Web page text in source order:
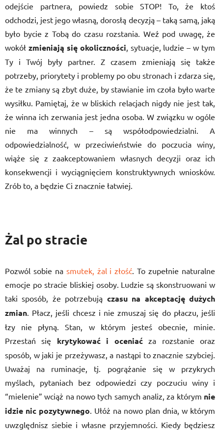
odejście partnera, powiedz sobie STOP! To, że ktoś
odchodzi, jest jego własną, dorosłą decyzją – taką samą, jaką
było bycie z Tobą do czasu rozstania. Weź pod uwagę, że
wokół zmieniają się okoliczności, sytuacje, ludzie – w tym
Ty i Twój były partner. Z czasem zmieniają się także
potrzeby, priorytety i problemy po obu stronach i zdarza się,
że te zmiany są zbyt duże, by stawianie im czoła było warte
wysiłku. Pamiętaj, że w bliskich relacjach nigdy nie jest tak,
że winna ich zerwania jest jedna osoba. W związku w ogóle
nie ma winnych – są współodpowiedzialni. A
odpowiedzialność, w przeciwieństwie do poczucia winy,
wiąże się z zaakceptowaniem własnych decyzji oraz ich
konsekwencji i wyciągnięciem konstruktywnych wniosków.
Zrób to, a będzie Ci znacznie łatwiej.
Żal po stracie
Pozwól sobie na smutek, żal i złość. To zupełnie naturalne
emocje po stracie bliskiej osoby. Ludzie są skonstruowani w
taki sposób, że potrzebują czasu na akceptację dużych
zmian. Płacz, jeśli chcesz i nie zmuszaj się do płaczu, jeśli
łzy nie płyną. Stan, w którym jesteś obecnie, minie.
Przestań się krytykować i oceniaćza rozstanie oraz
sposób, w jaki je przeżywasz, a nastąpi to znacznie szybciej.
Uważaj na ruminacje, tj. pogrążanie się w przykrych
myślach, pytaniach bez odpowiedzi czy poczuciu winy i
“mielenie” wciąż na nowo tych samych analiz, za którym nie
idzie nic pozytywnego. Ułóż na nowo plan dnia, w którym
uwzględnisz siebie i własne przyjemności. Kiedy będziesz